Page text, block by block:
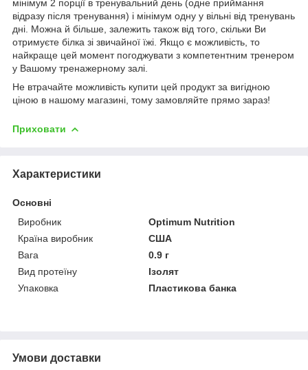
мінімум 2 порції в тренувальний день (одне приймання
відразу після тренування) і мінімум одну у вільні від тренувань
дні. Можна й більше, залежить також від того, скільки Ви
отримуєте білка зі звичайної їжі. Якщо є можливість, то
найкраще цей момент погоджувати з компетентним тренером
у Вашому тренажерному залі.
Не втрачайте можливість купити цей продукт за вигідною
ціною в нашому магазині, тому замовляйте прямо зараз!
Приховати
Характеристики
Основні
Виробник
Optimum Nutrition
Країна виробник
США
Вага
0.9 г
Вид протеїну
Ізолят
Упаковка
Пластикова банка
Умови доставки